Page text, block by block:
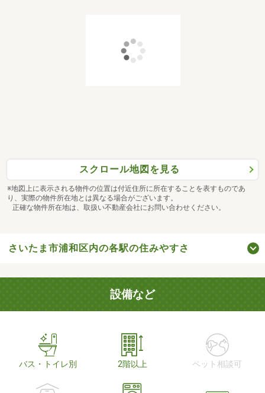
スクロール地図を見る
※地図上に表示される物件の位置は付近住所に所在することを表すものであ
り、実際の物件所在地とは異なる場合がございます。
正確な物件所在地は、取扱い不動産会社にお問い合わせください。
さいたま市浦和区内の各駅の住みやすさ
設備など
バス・トイレ別 2階以上 ペット相談可